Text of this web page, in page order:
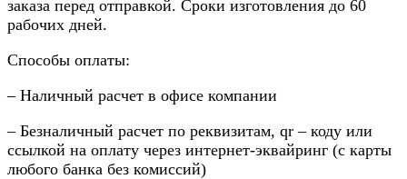
заказа перед отправкой. Сроки изготовления до 60
рабочих дней.
Способы оплаты:
– Наличный расчет в офисе компании
– Безналичный расчет по реквизитам, qr – коду или
ссылкой на оплату через интернет-эквайринг (с карты
любого банка без комиссий)